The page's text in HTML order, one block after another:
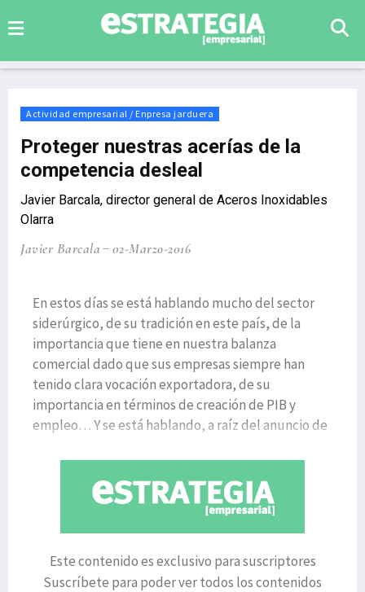
Actividad empresarial / Enpresa jarduera
Proteger nuestras acerías de la
competencia desleal
Javier Barcala, director general de Aceros Inoxidables
Olarra
Javier Barcala 02-Marzo-2016
En estos días se está hablando mucho del sector
siderúrgico, de su tradición en este país, de la
importancia que tiene en nuestra balanza
comercial dado que sus empresas siempre han
tenido clara vocación exportadora, de su
importancia en términos de creación de PIB y
empleo… Y se está hablando, a raíz del anuncio de
Este contenido es exclusivo para suscriptores
Suscríbete para poder ver todos los contenidos